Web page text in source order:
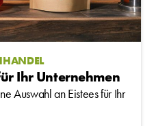
Ihr Unternehmen
Auswahl an Eistees für Ihr